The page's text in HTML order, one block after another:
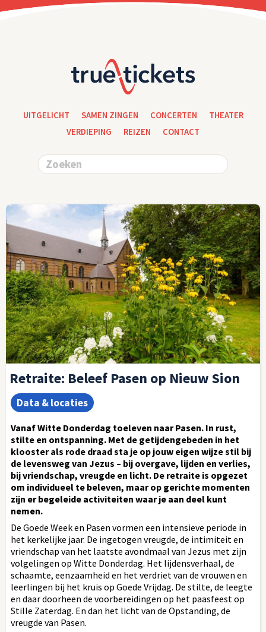
UITGELICHT SAMEN ZINGEN CONCERTEN
THEATER
VERDIEPING
REIZEN CONTACT
Retraite: Beleef Pasen op Nieuw Sion
Data & locaties
Vanaf Witte Donderdag toeleven naar Pasen. In rust,
stilte en ontspanning. Met de getijdengebeden in het
klooster als rode draad sta je op jouw eigen wijze stil bij
de levensweg van Jezus – bij overgave, lijden en verlies,
bij vriendschap, vreugde en licht. De retraite is opgezet
om individueel te beleven, maar op gerichte momenten
zijn er begeleide activiteiten waar je aan deel kunt
nemen.
De Goede Week en Pasen vormen een intensieve periode in
het kerkelijke jaar. De ingetogen vreugde, de intimiteit en
vriendschap van het laatste avondmaal van Jezus met zijn
volgelingen op Witte Donderdag. Het lijdensverhaal, de
schaamte, eenzaamheid en het verdriet van de vrouwen en
leerlingen bij het kruis op Goede Vrijdag. De stilte, de leegte
en daar doorheen de voorbereidingen op het paasfeest op
Stille Zaterdag. En dan het licht van de Opstanding, de
vreugde van Pasen.